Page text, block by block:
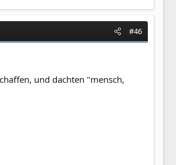
#46
und dachten "mensch,